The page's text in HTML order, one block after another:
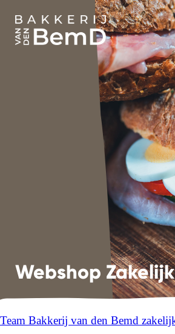
Webshop Zakelijk